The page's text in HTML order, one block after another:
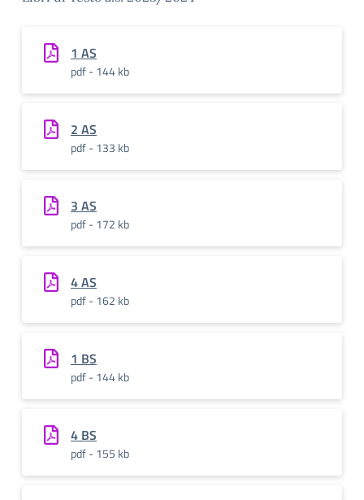
1 AS
pdf - 144 kb
2 AS
pdf - 133 kb
3 AS
pdf - 172 kb
4 AS
pdf - 162 kb
1 BS
pdf - 144 kb
4 BS
pdf - 155 kb